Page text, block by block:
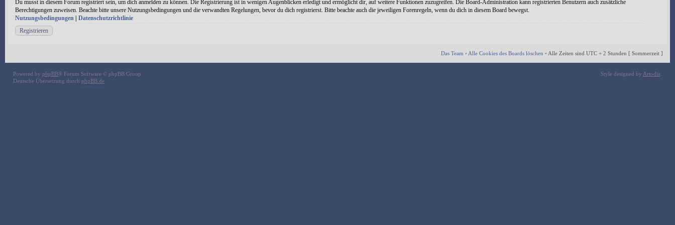
Du musst in diesem Forum registriert sein, um dich anmelden zu können. Die Registrierung ist in wenigen Augenblicken erledigt und ermöglicht dir, auf weitere Funktionen zuzugreifen. Die Board-Administration kann registrierten Benutzern auch zusätzliche
Berechtigungen zuweisen. Beachte bitte unsere Nutzungsbedingungen und die verwandten Regelungen, bevor du dich registrierst. Bitte beachte auch die jeweiligen Forenregeln, wenn du dich in diesem Board bewegst.
Nutzungsbedingungen
Datenschutzrichtlinie
Registrieren
Das Team • Alle Cookies des Boards löschen • Alle Zeiten sind UTC + 2 Stunden [ Sommerzeit ]
Powered by phpBB® Forum Software © phpBB Group
Deutsche Übersetzung durch phpBB.de
Style designed by Artodia